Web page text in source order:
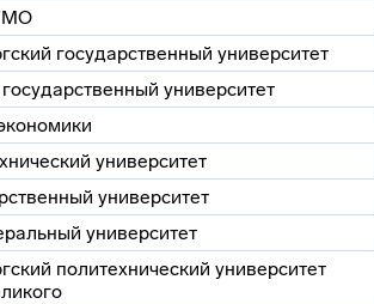
государственный университет
университет
университет
университет
университет
политехнический университет